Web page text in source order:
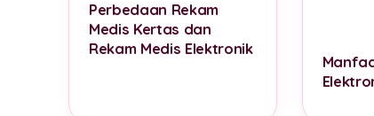
Perbedaan Rekam
Medis Kertas dan
Rekam Medis Elektronik